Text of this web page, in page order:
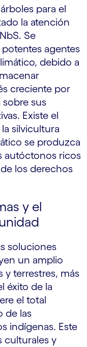
para el
la atención
Se
agentes
debido a
creciente por
sus
Existe el
silvicultura
se produzca
autóctonos ricos
los derechos
y el
soluciones
un amplio
y terrestres, más
éxito de la
el total
de las
indígenas. Este
culturales y